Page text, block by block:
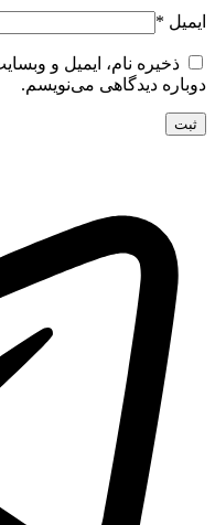
ایمیل *
ذخیره نام، ایمیل و
دوباره دیدگاهی می‌نویسم.